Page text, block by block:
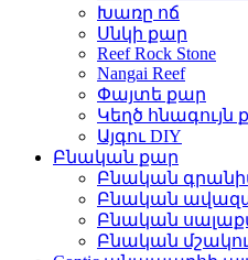
Խառը ոճ
Սնկի քար
Reef Rock Stone
Nangai Reef
Փայտե քար
Կեղծ հնագույն
Այգու DIY
Բնական քար
Բնական
Բնական
Բնական
Բնական